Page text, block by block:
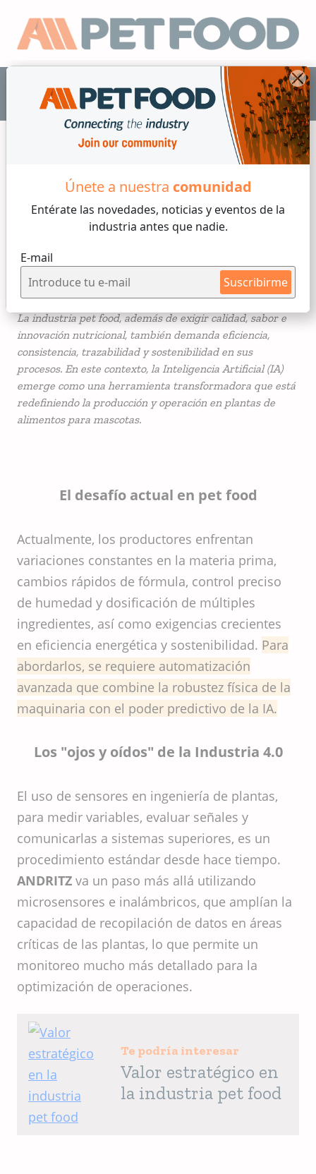
Únete a nuestra comunidad
Entérate las novedades, noticias y eventos de la
industria antes que nadie.
E-mail
Suscribirme
ES
3 min de lectura
La IA está cambiando la
industria pet food
La industria pet food, además de exigir calidad, sabor e
innovación nutricional, también demanda eficiencia,
consistencia, trazabilidad y sostenibilidad en sus
procesos. En este contexto, la Inteligencia Artificial (IA)
emerge como una herramienta transformadora que está
redefiniendo la producción y operación en plantas de
alimentos para mascotas.
El desafío actual en pet food
Actualmente, los productores enfrentan
variaciones constantes en la materia prima,
cambios rápidos de fórmula, control preciso
de humedad y dosificación de múltiples
ingredientes, así como exigencias crecientes
en eficiencia energética y sostenibilidad. Para
abordarlos, se requiere automatización
avanzada que combine la robustez física de la
maquinaria con el poder predictivo de la IA.
Los "ojos y oídos" de la Industria 4.0
El uso de sensores en ingeniería de plantas,
para medir variables, evaluar señales y
comunicarlas a sistemas superiores, es un
procedimiento estándar desde hace tiempo.
ANDRITZ va un paso más allá utilizando
microsensores e inalámbricos, que amplían la
capacidad de recopilación de datos en áreas
críticas de las plantas, lo que permite un
monitoreo mucho más detallado para la
optimización de operaciones.
Te podría interesar
Valor estratégico en
la industria pet food